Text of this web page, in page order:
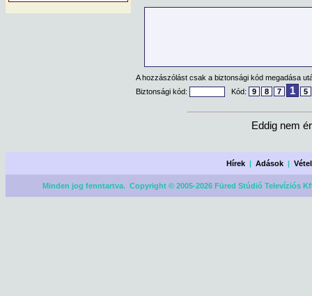
A hozzászólást csak a biztonsági kód megadása
Biztonsági kód:
Kód: 9 8 7 1 5
Eddig nem
Hírek |Adások |
Minden jog fenntartva. Copyright © 2005-2026 Füred Stúdió Televíziós